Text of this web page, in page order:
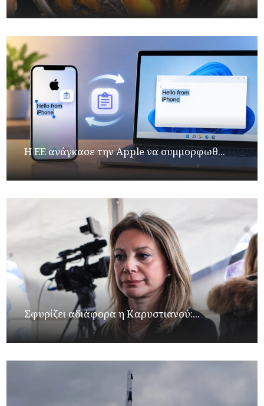
H ΕΕ ανάγκασε την Apple να συμμορφωθ...
Σφυρίζει αδιάφορα η Καρυστιανού:...